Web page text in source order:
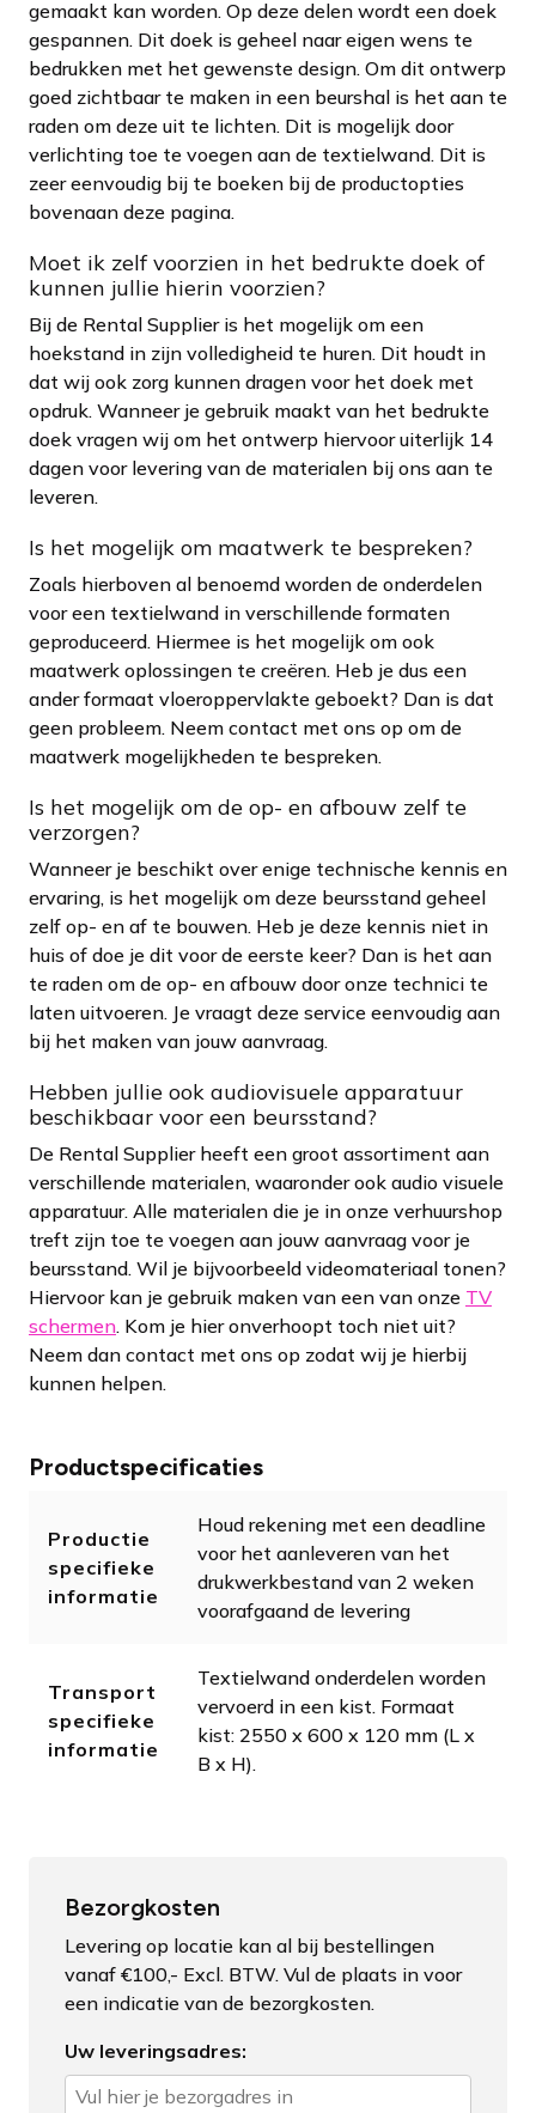
gemaakt kan worden. Op deze delen wordt een doek
gespannen. Dit doek is geheel naar eigen wens te
bedrukken met het gewenste design. Om dit ontwerp
goed zichtbaar te maken in een beurshal is het aan te
raden om deze uit te lichten. Dit is mogelijk door
verlichting toe te voegen aan de textielwand. Dit is
zeer eenvoudig bij te boeken bij de productopties
bovenaan deze pagina.
Moet ik zelf voorzien in het bedrukte doek of
kunnen jullie hierin voorzien?
Bij de Rental Supplier is het mogelijk om een
hoekstand in zijn volledigheid te huren. Dit houdt in
dat wij ook zorg kunnen dragen voor het doek met
opdruk. Wanneer je gebruik maakt van het bedrukte
doek vragen wij om het ontwerp hiervoor uiterlijk 14
dagen voor levering van de materialen bij ons aan te
leveren.
Is het mogelijk om maatwerk te bespreken?
Zoals hierboven al benoemd worden de onderdelen
voor een textielwand in verschillende formaten
geproduceerd. Hiermee is het mogelijk om ook
maatwerk oplossingen te creëren. Heb je dus een
ander formaat vloeroppervlakte geboekt? Dan is dat
geen probleem. Neem contact met ons op om de
maatwerk mogelijkheden te bespreken.
Is het mogelijk om de op- en afbouw zelf te
verzorgen?
Wanneer je beschikt over enige technische kennis en
ervaring, is het mogelijk om deze beursstand geheel
zelf op- en af te bouwen. Heb je deze kennis niet in
huis of doe je dit voor de eerste keer? Dan is het aan
te raden om de op- en afbouw door onze technici te
laten uitvoeren. Je vraagt deze service eenvoudig aan
bij het maken van jouw aanvraag.
Hebben jullie ook audiovisuele apparatuur
beschikbaar voor een beursstand?
De Rental Supplier heeft een groot assortiment aan
verschillende materialen, waaronder ook audio visuele
apparatuur. Alle materialen die je in onze verhuurshop
treft zijn toe te voegen aan jouw aanvraag voor je
beursstand. Wil je bijvoorbeeld videomateriaal tonen?
Hiervoor kan je gebruik maken van een van onze TV
schermen. Kom je hier onverhoopt toch niet uit?
Neem dan contact met ons op zodat wij je hierbij
kunnen helpen.
Productspecificaties
Productie
specifieke
informatie
Houd rekening met een deadline
voor het aanleveren van het
drukwerkbestand van 2 weken
voorafgaand de levering
Transport
specifieke
informatie
Textielwand onderdelen worden
vervoerd in een kist. Formaat
kist: 2550 x 600 x 120 mm (L x
B x H).
Bezorgkosten
Levering op locatie kan al bij bestellingen
vanaf €100,- Excl. BTW. Vul de plaats in voor
een indicatie van de bezorgkosten.
Uw leveringsadres: